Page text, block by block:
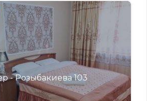
- Розыбакиева 103